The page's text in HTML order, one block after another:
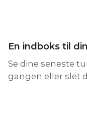
En indboks til
Se dine seneste
gangen eller slet